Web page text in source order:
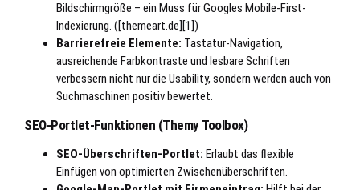
Bildschirmgröße – ein Muss für Googles Mobile-First-
Indexierung. ([themeart.de][1])
Barrierefreie Elemente: Tastatur-Navigation,
ausreichende Farbkontraste und lesbare Schriften
verbessern nicht nur die Usability, sondern werden auch von
Suchmaschinen positiv bewertet.
SEO-Portlet-Funktionen (Themy Toolbox)
SEO-Überschriften-Portlet: Erlaubt das flexible
Einfügen von optimierten Zwischenüberschriften.